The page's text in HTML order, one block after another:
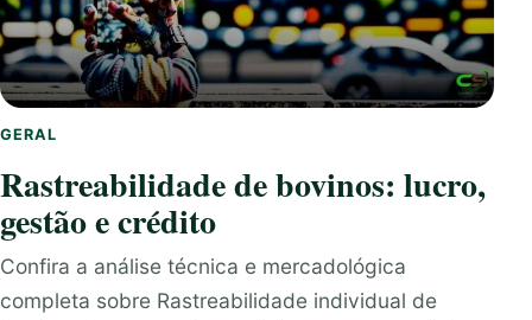
GERAL
Rastreabilidade de bovinos: lucro,
gestão e crédito
Confira a análise técnica e mercadológica
completa sobre Rastreabilidade individual de